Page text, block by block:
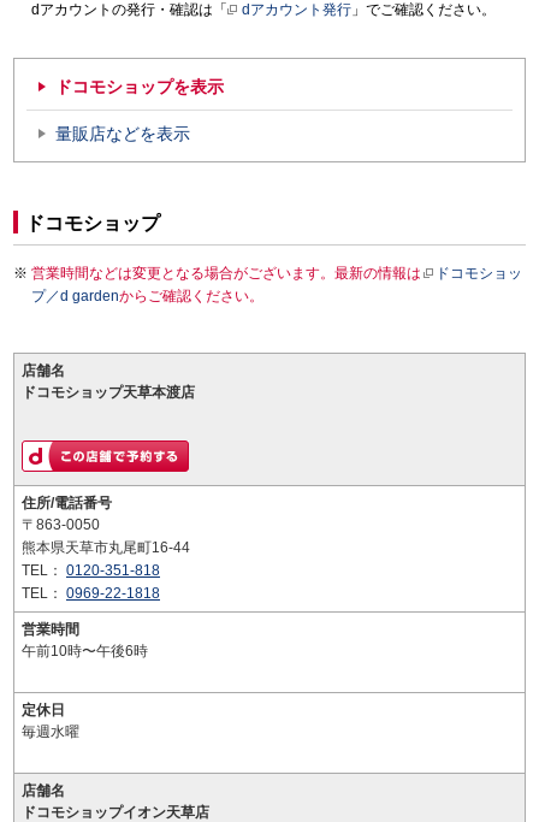
dアカウントの発行・確認は「
dアカウント発行 」でご確認ください。
ドコモショップを表示
量販店などを表示
ドコモショップ
営業時間などは変更となる場合がございます。最新の情報は
ドコモショッ
プ／d gardenからご確認ください。
店舗名
ドコモショップ天草本渡店
住所/電話番号
〒863-0050
熊本県天草市丸尾町16-44
TEL： 0120-351-818
TEL： 0969-22-1818
営業時間
午前10時〜午後6時
定休日
毎週水曜
店舗名
ドコモショップイオン天草店